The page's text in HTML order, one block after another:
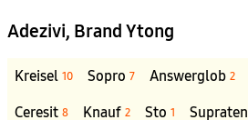
Adezivi, Brand Ytong
Kreisel 10 Sopro 7 Answerglob 2
Ceresit 8 Knauf 2 Sto 1 Supraten